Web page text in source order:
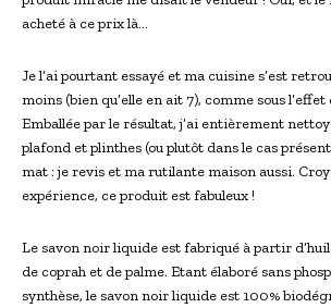
acheté à ce prix là…
Je l’ai pourtant essayé et ma cuisine s’est
moins (bien qu’elle en ait 7), comme sous
Emballée par le résultat, j’ai entièrement
plafond et plinthes (ou plutôt dans le cas
mat : je revis et ma rutilante maison aussi.
expérience, ce produit est fabuleux !
Le savon noir liquide est fabriqué à partir
de coprah et de palme. Etant élaboré sans
synthèse, le savon noir liquide est 100%